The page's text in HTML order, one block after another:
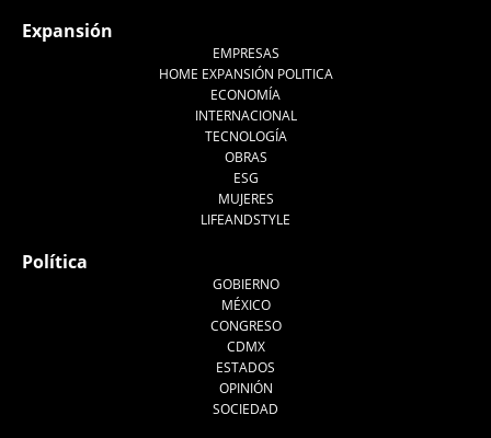
Expansión
EMPRESAS
HOME EXPANSIÓN POLITICA
ECONOMÍA
INTERNACIONAL
TECNOLOGÍA
OBRAS
ESG
MUJERES
LIFEANDSTYLE
Política
GOBIERNO
MÉXICO
CONGRESO
CDMX
ESTADOS
OPINIÓN
SOCIEDAD